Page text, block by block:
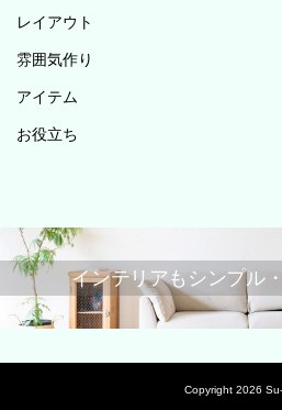
レイアウト
雰囲気作り
アイテム
お役立ち
インテリアもシンプル
Copyright 2026